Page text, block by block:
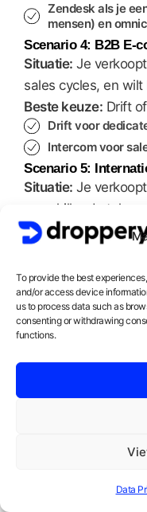
To provide the best
and/or access device
us to process data such as
consenting or withdrawing
functions.
Data
Zendesk als je
mensen) en
Scenario 4: B2B E-
Situatie: Je
sales cycles, en
Beste keuze: Drift
Drift voor
Intercom voor
Scenario 5:
Situatie: Je
verschillende talen
Beste keuze:
Zendesk voor
Intercom voor
features
Best
Ongeacht welk
succes:
1. Start met een
Duidelijke